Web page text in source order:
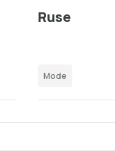
Ruse
Mode